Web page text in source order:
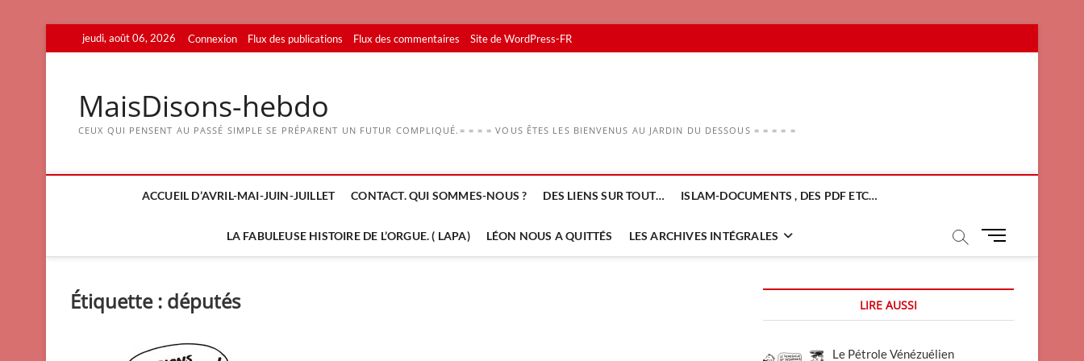
to
jeudi, août 06, 2026 Connexion Flux des publications Flux des commentaires Site de WordPress-FR
MaisDisons-hebdo
CEUX QUI PENSENT AU PASSÉ SIMPLE SE PRÉPARENT UN FUTUR COMPLIQUÉ.= = = = VOUS ÊTES LES BIENVENUS AU JARDIN DU DESSOUS = = = = =
ACCUEIL D’AVRIL-MAI-JUIN-JUILLET CONTACT. QUI SOMMES-NOUS ? DES LIENS SUR TOUT… ISLAM-DOCUMENTS , DES PDF ETC…
LA FABULEUSE HISTOIRE DE L’ORGUE. ( LAPA) LÉON NOUS A QUITTÉS LES ARCHIVES INTÉGRALES
M
u
u
Étiquette : députés LIRE AUSSI
Le Pétrole Vénézuélien